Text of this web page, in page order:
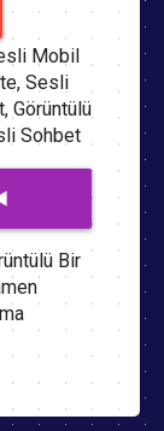
Mobil
Sesli
Görüntülü
Sohbet
Bir